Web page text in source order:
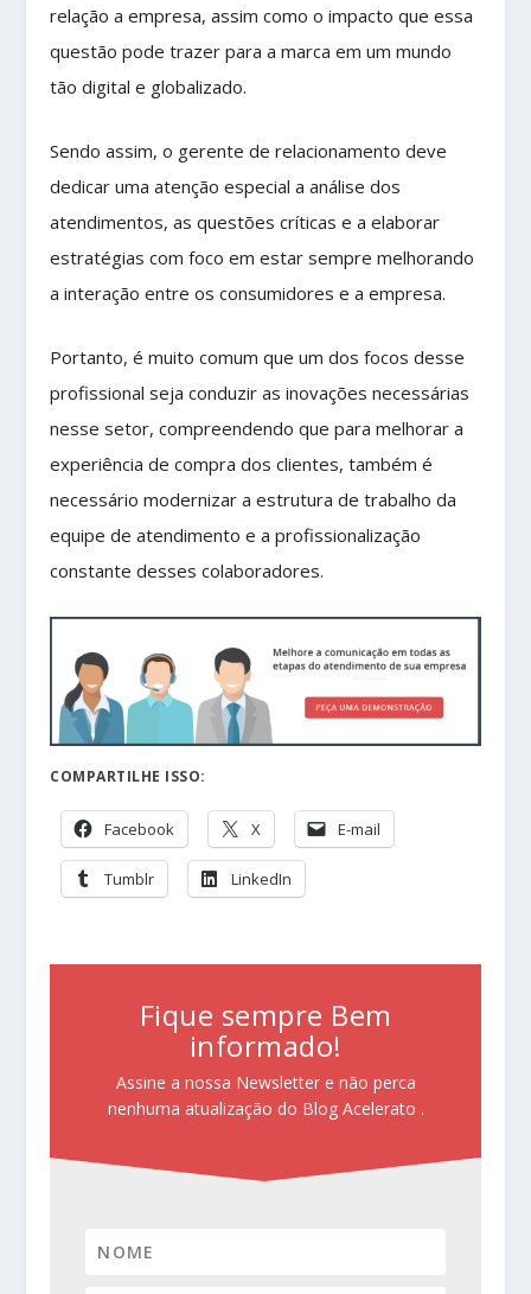
relação a empresa, assim como o impacto que essa
questão pode trazer para a marca em um mundo
tão digital e globalizado.
Sendo assim, o gerente de relacionamento deve
dedicar uma atenção especial a análise dos
atendimentos, as questões críticas e a elaborar
estratégias com foco em estar sempre melhorando
a interação entre os consumidores e a empresa.
Portanto, é muito comum que um dos focos desse
profissional seja conduzir as inovações necessárias
nesse setor, compreendendo que para melhorar a
experiência de compra dos clientes, também é
necessário modernizar a estrutura de trabalho da
equipe de atendimento e a profissionalização
constante desses colaboradores.
COMPARTILHE ISSO:
Facebook X E-mail
Tumblr LinkedIn
Fique sempre Bem
informado!
Assine a nossa Newsletter e não perca
nenhuma atualização do Blog Acelerato .